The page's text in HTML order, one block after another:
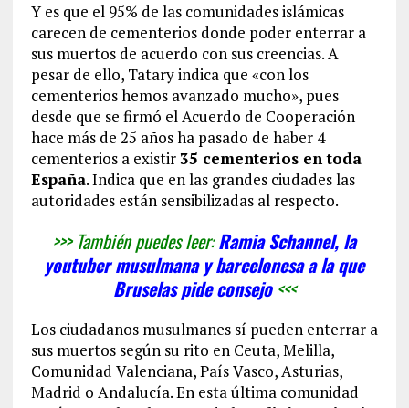
Y es que el 95% de las comunidades islámicas
carecen de cementerios donde poder enterrar a
sus muertos de acuerdo con sus creencias. A
pesar de ello, Tatary indica que «con los
cementerios hemos avanzado mucho», pues
desde que se firmó el Acuerdo de Cooperación
hace más de 25 años ha pasado de haber 4
cementerios a existir35 cementerios en toda
España. Indica que en las grandes ciudades las
autoridades están sensibilizadas al respecto.
>>> También puedes leer:Ramia Schannel, la
youtuber musulmana y barcelonesa a la que
Bruselas pide consejo<<<
Los ciudadanos musulmanes sí pueden enterrar a
sus muertos según su rito en Ceuta, Melilla,
Comunidad Valenciana, País Vasco, Asturias,
Madrid o Andalucía. En esta última comunidad